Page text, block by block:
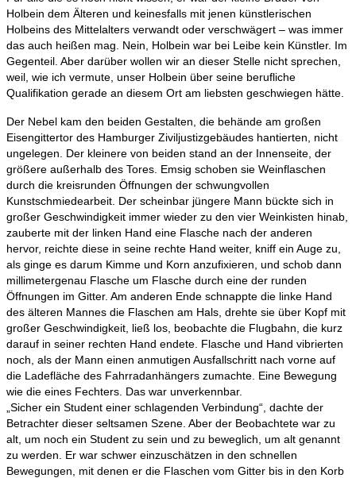
Holbein dem Älteren und keinesfalls mit jenen künstlerischen
Holbeins des Mittelalters verwandt oder verschwägert – was immer
das auch heißen mag. Nein, Holbein war bei Leibe kein Künstler. Im
Gegenteil. Aber darüber wollen wir an dieser Stelle nicht sprechen,
weil, wie ich vermute, unser Holbein über seine berufliche
Qualifikation gerade an diesem Ort am liebsten geschwiegen hätte.
Der Nebel kam den beiden Gestalten, die behände am großen
Eisengittertor des Hamburger Ziviljustizgebäudes hantierten, nicht
ungelegen. Der kleinere von beiden stand an der Innenseite, der
größere außerhalb des Tores. Emsig schoben sie Weinflaschen
durch die kreisrunden Öffnungen der schwungvollen
Kunstschmiedearbeit. Der scheinbar jüngere Mann bückte sich in
großer Geschwindigkeit immer wieder zu den vier Weinkisten hinab,
zauberte mit der linken Hand eine Flasche nach der anderen
hervor, reichte diese in seine rechte Hand weiter, kniff ein Auge zu,
als ginge es darum Kimme und Korn anzufixieren, und schob dann
millimetergenau Flasche um Flasche durch eine der runden
Öffnungen im Gitter. Am anderen Ende schnappte die linke Hand
des älteren Mannes die Flaschen am Hals, drehte sie über Kopf mit
großer Geschwindigkeit, ließ los, beobachte die Flugbahn, die kurz
darauf in seiner rechten Hand endete. Flasche und Hand vibrierten
noch, als der Mann einen anmutigen Ausfallschritt nach vorne auf
die Ladefläche des Fahrradanhängers zumachte. Eine Bewegung
wie die eines Fechters. Das war unverkennbar.
„Sicher ein Student einer schlagenden Verbindung“, dachte der
Betrachter dieser seltsamen Szene. Aber der Beobachtete war zu
alt, um noch ein Student zu sein und zu beweglich, um alt genannt
zu werden. Er war schwer einzuschätzen in den schnellen
Bewegungen, mit denen er die Flaschen vom Gitter bis in den Korb